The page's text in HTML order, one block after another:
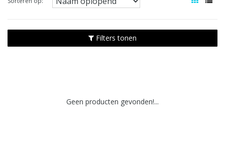
Filters tonen
Geen producten gevonden!...